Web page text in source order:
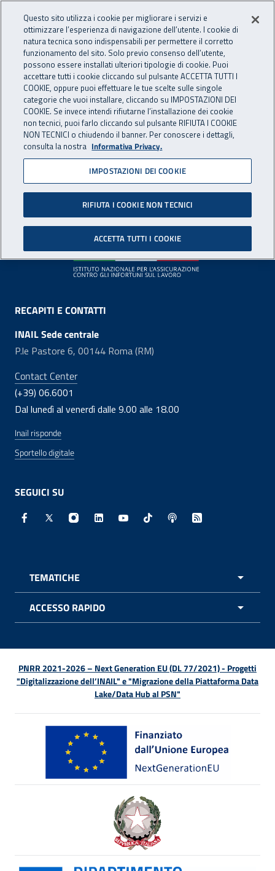
INAIL - Istituto Nazionale
Apri cerca
Navigazione principale
Pagina non disponibile
Il contenuto non è stato trovato. Per continuare la
navigazione è possibile ritornare alla
Footer
RECAPITI E CONTATTI
INAIL Sede centrale
P.le Pastore 6, 00144 Roma (RM)
Contact Center
(+39) 06.6001
Dal lunedì al venerdì dalle 9.00 alle 18.00
Inail risponde
Sportello digitale
SEGUICI SU
Facebook - Sito esterno - Apertura in nuova finestra
X - Sito esterno - Apertura in nuova finestra
Instagram - Sito esterno - Apertura in
Linkedin - Sito esterno - Apertura in
Youtube - Sito esterno -
TikTok - Sito esterno -
Spreaker - Sito
Feed RSS -
TEMATICHE
ACCESSO RAPIDO
PNRR 2021-2026 – Next Generation EU (DL 77/2021) - Progetti
"Digitalizzazione dell’INAIL" e "Migrazione della Piattaforma Data
Lake/Data Hub al PSN"
Questo sito utilizza i cookie per migliorare i servizi e
ottimizzare l’esperienza di navigazione dell’utente. I cookie di
natura tecnica sono indispensabili per permettere il corretto
funzionamento del sito. Solo previo consenso dell’utente,
possono essere installati ulteriori tipologie di cookie. Puoi
accettare tutti i cookie cliccando sul pulsante ACCETTA TUTTI I
COOKIE, oppure puoi effettuare le tue scelte sulle singole
categorie che vuoi installare, cliccando su IMPOSTAZIONI DEI
COOKIE. Se invece intendi rifiutarne l’installazione dei cookie
non tecnici, puoi farlo cliccando sul pulsante RIFIUTA I COOKIE
NON TECNICI o chiudendo il banner. Per conoscere i dettagli,
consulta la nostra Informativa Privacy.
IMPOSTAZIONI DEI COOKIE
RIFIUTA I COOKIE NON TECNICI
ACCETTA TUTTI I COOKIE